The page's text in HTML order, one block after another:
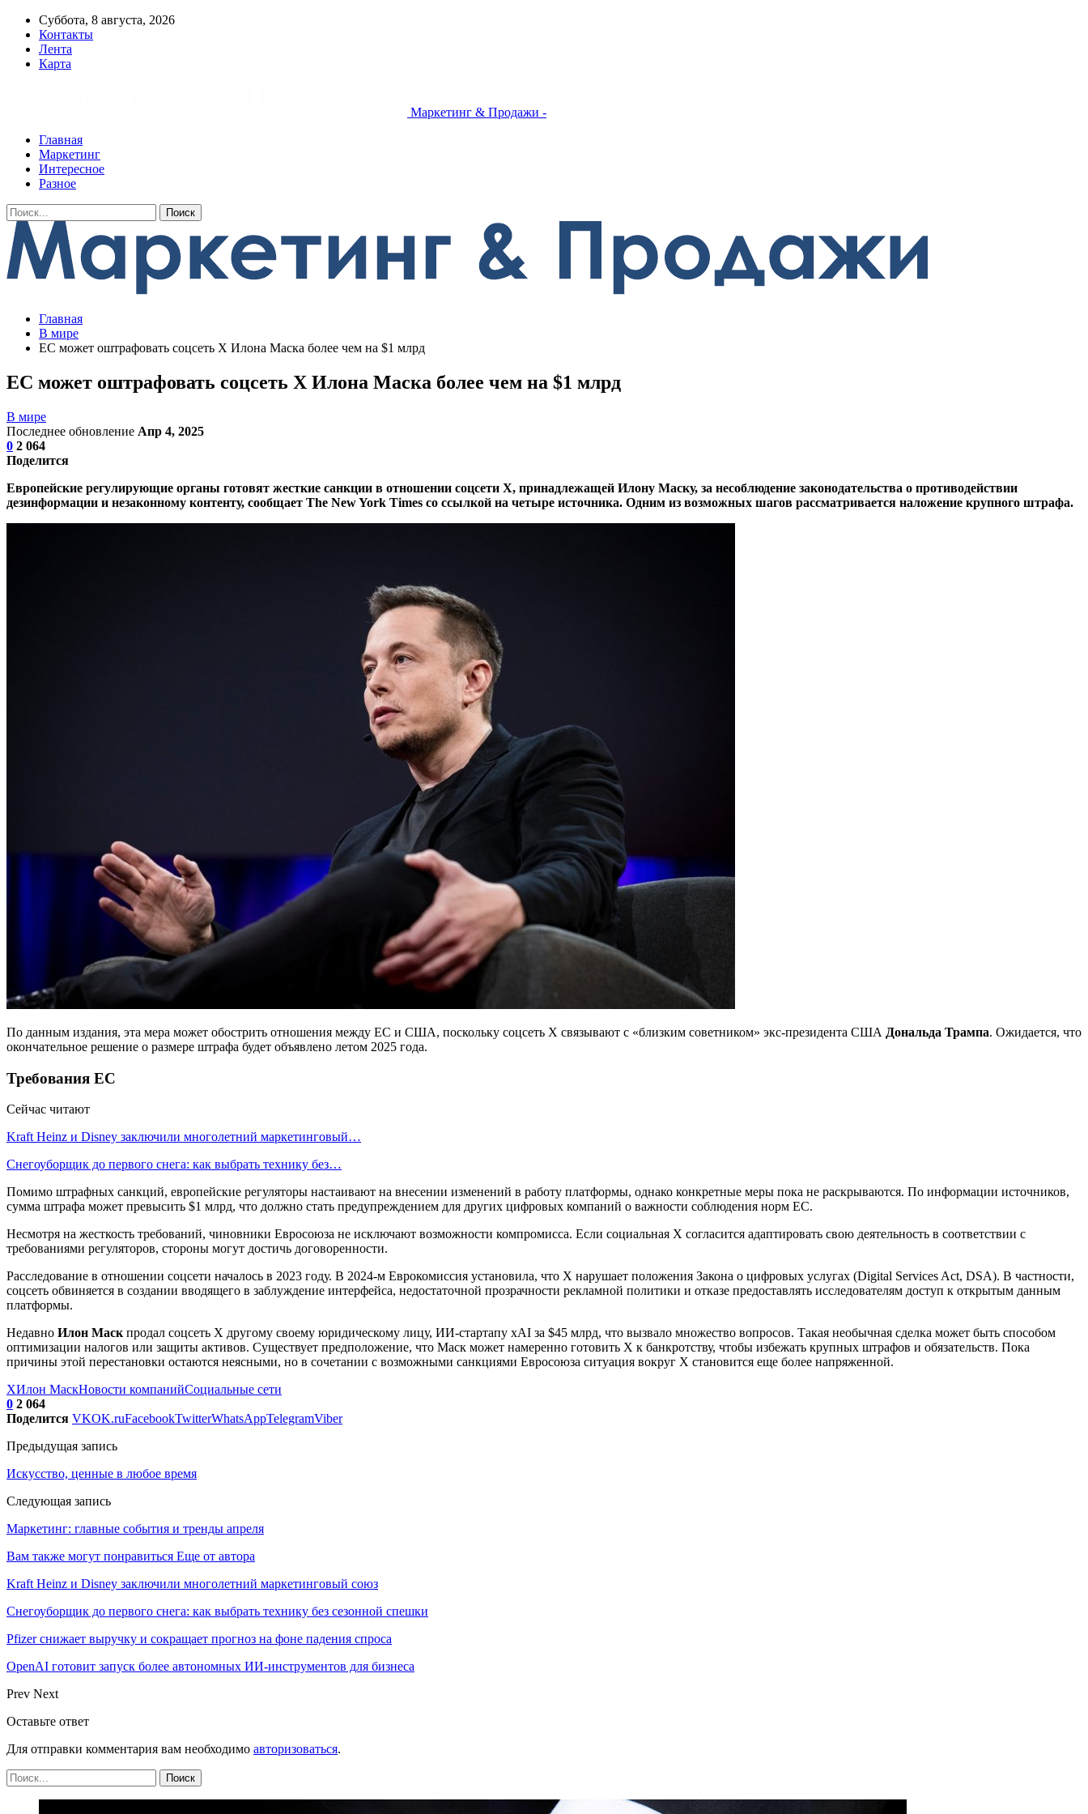
Суббота, 8 августа, 2026
Контакты
Лента
Карта
Маркетинг & Продажи -
Главная
Маркетинг
Интересное
Разное
Главная
В мире
ЕС может оштрафовать соцсеть X Илона Маска более чем на $1 млрд
ЕС может оштрафовать соцсеть X Илона Маска более чем на $1 млрд
В мире
Последнее обновление Апр 4, 2025
0 2 064
Поделится
Европейские регулирующие органы готовят жесткие санкции в отношении соцсети X, принадлежащей Илону Маску, за несоблюдение законодательства о противодействии
дезинформации и незаконному контенту, сообщает The New York Times со ссылкой на четыре источника. Одним из возможных шагов рассматривается наложение крупного штрафа.
По данным издания, эта мера может обострить отношения между ЕС и США, поскольку соцсеть X связывают с «близким советником» экс-президента США Дональда Трампа. Ожидается, что
окончательное решение о размере штрафа будет объявлено летом 2025 года.
Требования ЕС
Сейчас читают
Kraft Heinz и Disney заключили многолетний маркетинговый…
Снегоуборщик до первого снега: как выбрать технику без…
Помимо штрафных санкций, европейские регуляторы настаивают на внесении изменений в работу платформы, однако конкретные меры пока не раскрываются. По информации источников,
сумма штрафа может превысить $1 млрд, что должно стать предупреждением для других цифровых компаний о важности соблюдения норм ЕС.
Несмотря на жесткость требований, чиновники Евросоюза не исключают возможности компромисса. Если социальная X согласится адаптировать свою деятельность в соответствии с
требованиями регуляторов, стороны могут достичь договоренности.
Расследование в отношении соцсети началось в 2023 году. В 2024-м Еврокомиссия установила, что X нарушает положения Закона о цифровых услугах (Digital Services Act, DSA). В частности,
соцсеть обвиняется в создании вводящего в заблуждение интерфейса, недостаточной прозрачности рекламной политики и отказе предоставлять исследователям доступ к открытым данным
платформы.
Недавно Илон Маск продал соцсеть X другому своему юридическому лицу, ИИ-стартапу xAI за $45 млрд, что вызвало множество вопросов. Такая необычная сделка может быть способом
оптимизации налогов или защиты активов. Существует предположение, что Маск может намеренно готовить X к банкротству, чтобы избежать крупных штрафов и обязательств. Пока
причины этой перестановки остаются неясными, но в сочетании с возможными санкциями Евросоюза ситуация вокруг X становится еще более напряженной.
XИлон МаскНовости компанийСоциальные сети
0 2 064
Поделится VKOK.ruFacebookTwitterWhatsAppTelegramViber
Предыдущая запись
Искусство, ценные в любое время
Следующая запись
Маркетинг: главные события и тренды апреля
Вам также могут понравиться Еще от автора
Kraft Heinz и Disney заключили многолетний маркетинговый союз
Снегоуборщик до первого снега: как выбрать технику без сезонной спешки
Pfizer снижает выручку и сокращает прогноз на фоне падения спроса
OpenAI готовит запуск более автономных ИИ-инструментов для бизнеса
Prev Next
Оставьте ответ
Для отправки комментария вам необходимо авторизоваться.